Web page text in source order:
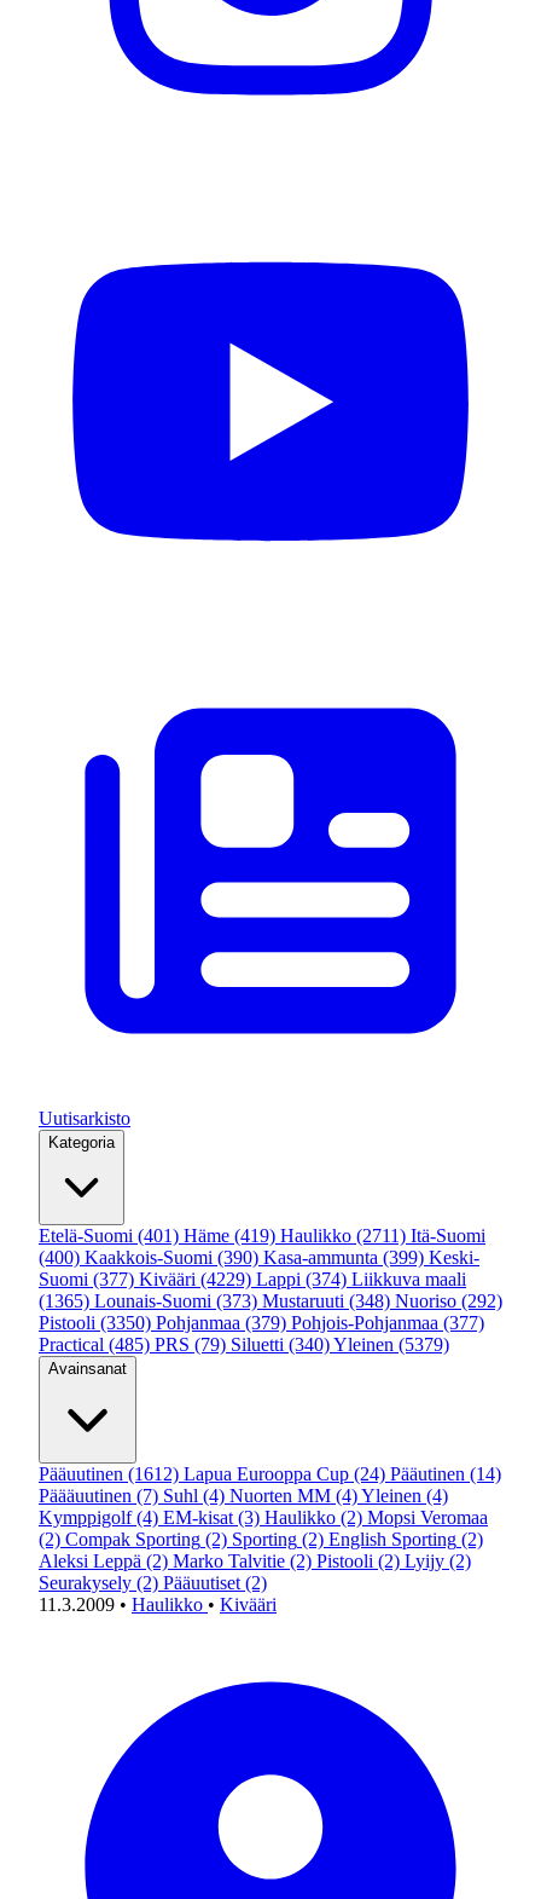
Uutisarkisto
Kategoria
Etelä-Suomi (401) Häme (419) Haulikko (2711) Itä-Suomi
(400) Kaakkois-Suomi (390) Kasa-ammunta (399) Keski-
Suomi (377) Kivääri (4229) Lappi (374) Liikkuva maali
(1365) Lounais-Suomi (373) Mustaruuti (348) Nuoriso (292)
Pistooli (3350) Pohjanmaa (379) Pohjois-Pohjanmaa (377)
Practical (485) PRS (79) Siluetti (340)Yleinen (5379)
Avainsanat
Pääuutinen (1612) Lapua Eurooppa Cup (24) Pääutinen (14)
Päääuutinen (7) Suhl (4) Nuorten MM (4)Yleinen (4)
Kymppigolf (4) EM-kisat (3) Haulikko (2) Mopsi Veromaa
(2) Compak Sporting (2) Sporting (2) English Sporting (2)
Aleksi Leppä (2) Marko Talvitie (2) Pistooli (2) Lyijy (2)
Seurakysely (2) Pääuutiset (2)
11.3.2009 • Haulikko • Kivääri